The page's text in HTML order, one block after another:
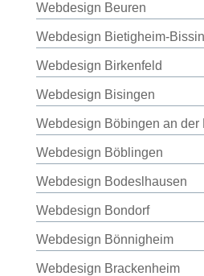
Webdesign Beuren
Webdesign Bietigheim-
Webdesign Birkenfeld
Webdesign Bisingen
Webdesign Böbingen an der
Webdesign Böblingen
Webdesign Bodeslhausen
Webdesign Bondorf
Webdesign Bönnigheim
Webdesign Brackenheim